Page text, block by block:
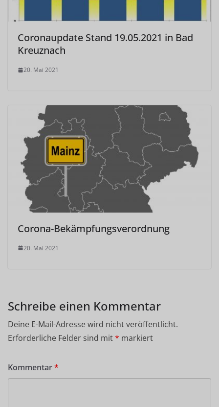
Coronaupdate Stand 19.05.2021 in Bad
Kreuznach
20. Mai 2021
Corona-Bekämpfungsverordnung
20. Mai 2021
Schreibe einen Kommentar
Deine E-Mail-Adresse wird nicht veröffentlicht.
Erforderliche Felder sind mit* markiert
Kommentar*